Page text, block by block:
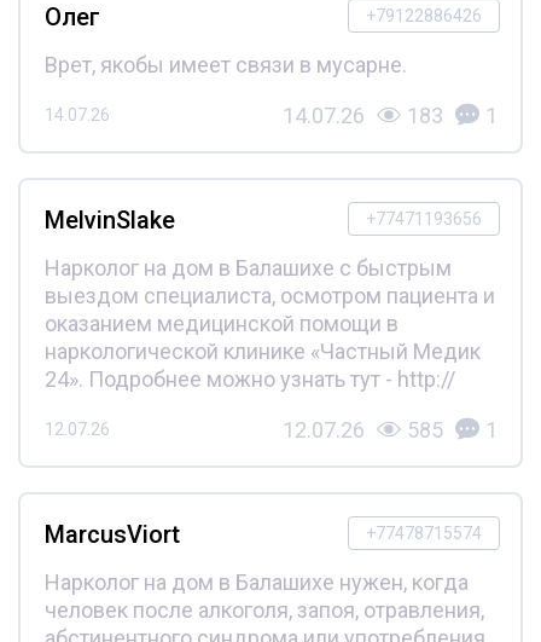
+79122886426
Олег
Врет, якобы имеет связи в мусарне.
14.07.26 14.07.26 183 1
+77471193656
MelvinSlake
Нарколог на дом в Балашихе с быстрым
выездом специалиста, осмотром пациента и
оказанием медицинской помощи в
наркологической клинике «Частный Медик
24». Подробнее можно узнать тут - http://
12.07.26 12.07.26 585 1
+77478715574
MarcusViort
Нарколог на дом в Балашихе нужен, когда
человек после алкоголя, запоя, отравления,